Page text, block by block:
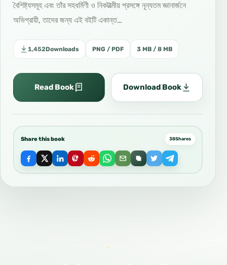
বৈশিষ্ট্যসমূহ এবং তাঁর সহধর্মিণী ও নিকটাত্মীয় প্রসঙ্গে নূন্যতম জ্ঞানার্জনে
অভিপ্রায়ী, তাদের জন্য এই বইটি একান্ত…
1,452Downloads PNG / PDF 3 MB / 8 MB
Read Book Download Book
Share this book 38Shares